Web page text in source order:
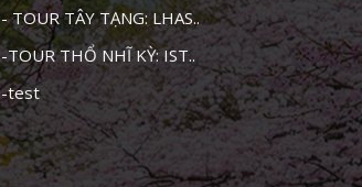
- TOUR TÂY TẠNG: LHAS..
-TOUR THỔ NHĨ KỲ: IST..
-test